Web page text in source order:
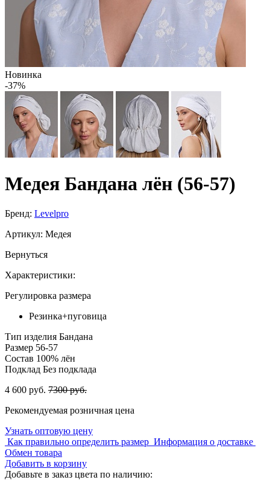
Новинка
-37%
Медея Бандана лён (56-57)
Бренд: Levelpro
Артикул: Медея
Вернуться
Характеристики:
Регулировка размера
Резинка+пуговица
Тип изделия Бандана
Размер 56-57
Состав 100% лён
Подклад Без подклада
4 600 руб. 7300 руб.
Рекомендуемая розничная цена
Узнать оптовую цену
Как правильно определить размер Информация о доставке
Обмен товара
Добавить в корзину
Добавьте в заказ цвета по наличию: